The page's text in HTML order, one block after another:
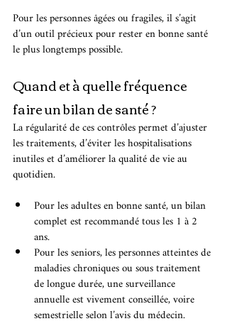
Pour les personnes âgées ou fragiles, il s’agit
d’un outil précieux pour rester en bonne santé
le plus longtemps possible.
Quand et à quelle fréquence
faire un bilan de santé ?
La régularité de ces contrôles permet d’ajuster
les traitements, d’éviter les hospitalisations
inutiles et d’améliorer la qualité de vie au
quotidien.
Pour les adultes en bonne santé, un bilan
complet est recommandé tous les 1 à 2
ans.
Pour les seniors, les personnes atteintes de
maladies chroniques ou sous traitement
de longue durée, une surveillance
annuelle est vivement conseillée, voire
semestrielle selon l’avis du médecin.